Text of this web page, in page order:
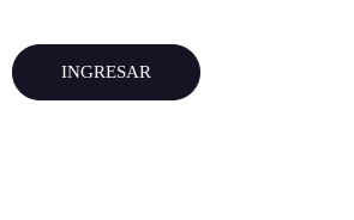
INGRESAR